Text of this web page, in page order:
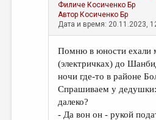
Филиче Косиченко Бр
Автор Косиченко Бр
Дата и время: 20.11.2023,
Помню в юности ехали
(электричках) до
ночи где-то в районе
Спрашиваем у
далеко?
- Да вон он - рукой